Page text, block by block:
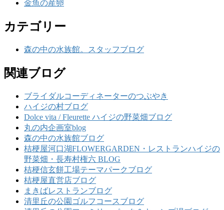
金魚の産卵
カテゴリー
森の中の水族館。スタッフブログ
関連ブログ
ブライダルコーディネーターのつぶやき
ハイジの村ブログ
Dolce vita / Fleurette ハイジの野菜畑ブログ
丸の内企画室blog
森の中の水族館ブログ
桔梗屋河口湖FLOWERGARDEN・レストランハイジの
野菜畑・長寿村権六 BLOG
桔梗信玄餅工場テーマパークブログ
桔梗屋直営店ブログ
まきばレストランブログ
清里丘の公園ゴルフコースブログ